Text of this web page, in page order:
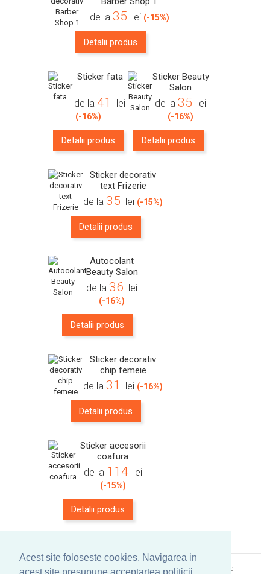
Acest site foloseste cookies. Navigarea in
de la 35 lei (-15%)
Detalii produs
Sticker fata
de la41 lei
(-16%)
Detalii produs
Sticker Beauty
Salon
de la35 lei
(-16%)
Detalii produs
Sticker decorativ
text Frizerie
de la35 lei (-15%)
Detalii produs
Autocolant
Beauty Salon
de la36 lei
(-16%)
Detalii produs
Sticker decorativ
chip femeie
de la31 lei (-16%)
Detalii produs
Sticker accesorii
coafura
de la 114 lei
(-15%)
Detalii produs
© CopyrightVestick - NR.1 in Romania Peste 2500 de stickere